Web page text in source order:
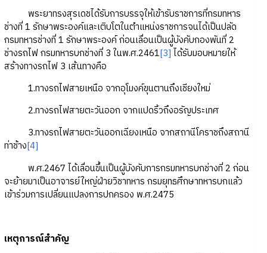
พระยาทรงสุรเดชได้รับการบรรจุให้เข้ารับราชการที่กรมทหาร
ช่างที่ 1 รักษาพระองค์และเติบโตในตำแหน่งราชการจนได้เป็นปลัด
กรมทหารช่างที่ 1 รักษาพระองค์ ก่อนเลื่อนเป็นผู้บังคับกองพันที่ 2
ช่างรถไฟ กรมทหารบกช่างที่ 3 ในพ.ศ.2461[3] ได้รับมอบหมายให้
สร้างทางรถไฟ 3 เส้นทางคือ
1.ทางรถไฟสายเหนือ จากอุโมงค์ขุนตานถึงเชียงใหม่
2.ทางรถไฟสายตะวันออก จากแปดริ้วถึงอรัญประเทศ
3.ทางรถไฟสายตะวันออกเฉียงเหนือ จากสถานีโคราชถึงสถานี
ท่าช้าง[4]
พ.ศ.2467 ได้เลื่อนขึ้นเป็นผู้บังคับการกรมทหารบกช่างที่ 2 ก่อน
จะย้ายมาเป็นอาจารย์ใหญ่ฝ่ายวิชาทหาร กรมยุทธศึกษาทหารบกแล้ว
เข้าร่วมการเปลี่ยนแปลงการปกครอง พ.ศ.2475
เหตุการณ์สำคัญ